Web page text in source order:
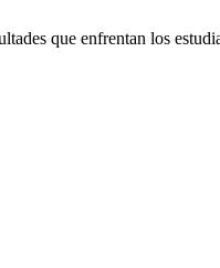
que enfrentan los